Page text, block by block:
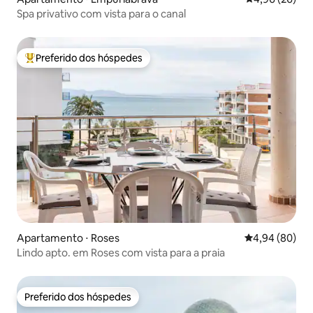
Spa privativo com vista para o canal
Entre os melhores preferidos dos hóspedes
Preferido dos hóspedes
Apartamento ⋅ Roses 4,94 de uma
4,94 (80)
Lindo apto. em Roses com vista para a praia
Preferido dos hóspedes
Preferido dos hóspedes